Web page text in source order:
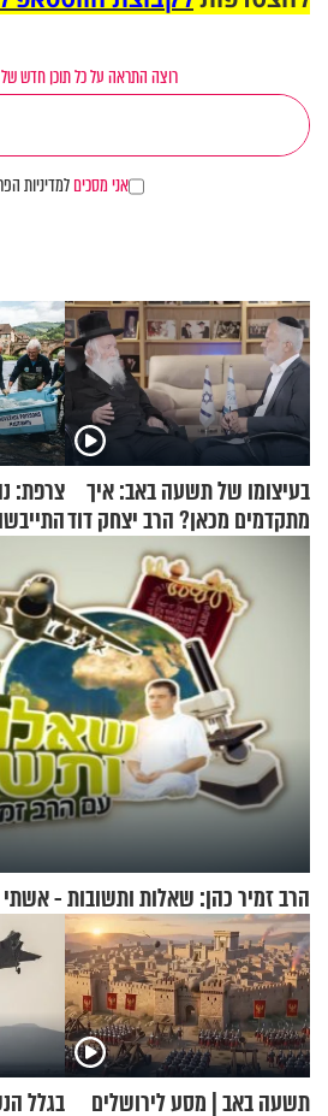
רוצה התראה על כל תוכן חדש של
אני מסכיםלמדיניות
בעיצומו של תשעה באב: איך
מתקדמים מכאן? הרב יצחק דוד
גרוסמן בשיחה מיוחדת
צרפת:
הרב זמיר כהן: שאלות ותשובות -
תשעה באב | מסע לירושלים
בגלל